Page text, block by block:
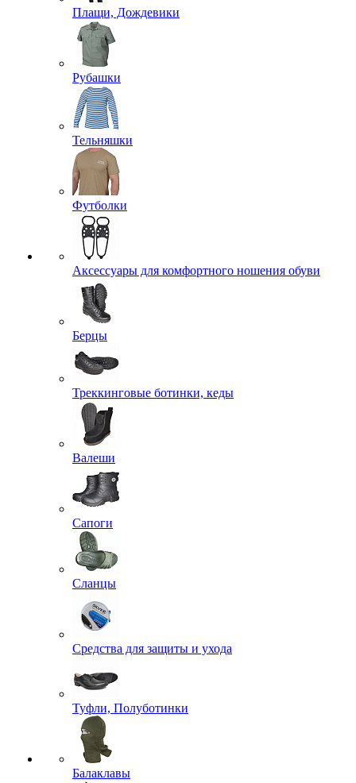
Плащи, Дождевики
Рубашки
Тельняшки
Футболки
Аксессуары для комфортного ношения обуви
Берцы
Треккинговые ботинки, кеды
Валеши
Сапоги
Сланцы
Средства для защиты и ухода
Туфли, Полуботинки
Балаклавы